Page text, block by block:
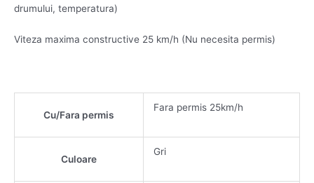
drumului, temperatura)
Viteza maxima constructive 25 km/h (Nu necesita permis)
Cu/Fara permis
Fara permis 25km/h
Culoare
Gri